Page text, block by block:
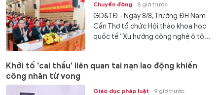
Chuyển động 8 giờ trước
GD&TĐ - Ngày 8/8, Trường ĐH Nam
Cần Thơ tổ chức Hội thảo khoa học
quốc tế “Xu hướng công nghệ ô tô...
Khởi tố 'cai thầu' liên quan tai nạn lao động khiến
công nhân tử vong
Giáo dục pháp luật 9 giờ trước